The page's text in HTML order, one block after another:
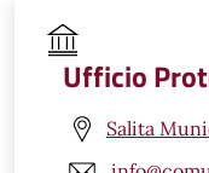
Ufficio
Salita